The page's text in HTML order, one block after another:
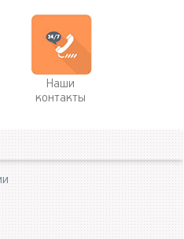
Наши
контакты